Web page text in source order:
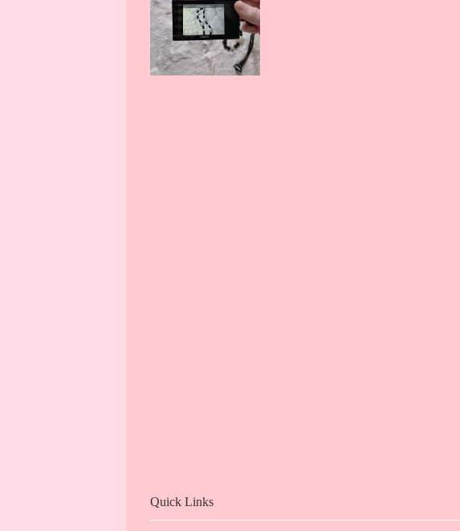
Quick Links